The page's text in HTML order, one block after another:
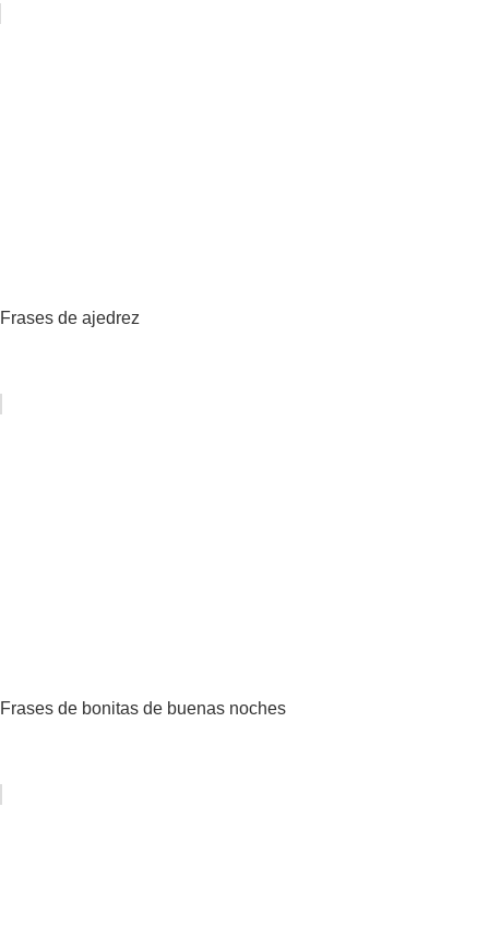
Frases de ajedrez
Frases de bonitas de buenas noches